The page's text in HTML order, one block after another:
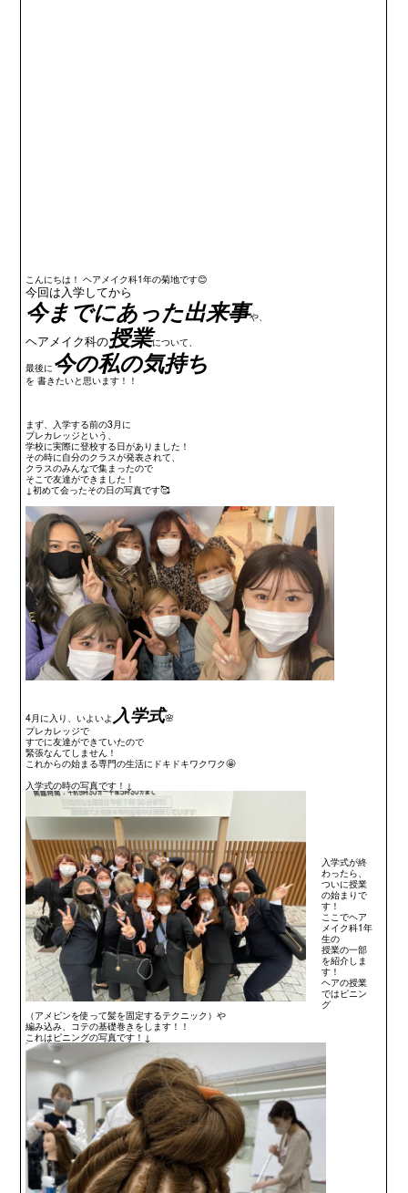
こんにちは！ ヘアメイク科1年の菊地です😊
今回は入学してから
今までにあった出来事や、
ヘアメイク科の授業について、
最後に 今の私の気持ち
を 書きたいと思います！！
まず、入学する前の3月に
プレカレッジという、
学校に実際に登校する日がありました！
その時に自分のクラスが発表されて、
クラスのみんなで集まったので
そこで友達ができました！
↓初めて会ったその日の写真です🥰
4月に入り、いよいよ 入学式🌸
プレカレッジで
すでに友達ができていたので
緊張なんてしません！
これからの始まる専門の生活にドキドキワクワク🤩
入学式の時の写真です！↓
入学式が終
わったら、
ついに授業
の始まりで
す！
ここでヘア
メイク科1年
生の
授業の一部
を紹介しま
す！
ヘアの授業
ではピニン
グ
（アメピンを使って髪を固定するテクニック）や
編み込み、コテの基礎巻きをします！！
これはピニングの写真です！↓